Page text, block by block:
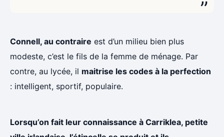
Connell, au contraire est d’un milieu bien plus
modeste, c’est le fils de la femme de ménage. Par
contre, au lycée, il maitrise les codes à la perfection
: intelligent, sportif, populaire.
Lorsqu’on fait leur connaissance à Carriklea, petite